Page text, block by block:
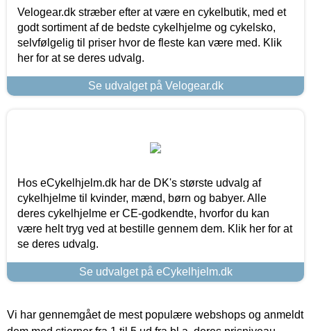
Velogear.dk stræber efter at være en cykelbutik, med et
godt sortiment af de bedste cykelhjelme og cykelsko,
selvfølgelig til priser hvor de fleste kan være med. Klik
her for at se deres udvalg.
Se udvalget på Velogear.dk
Hos eCykelhjelm.dk har de DK's største udvalg af
cykelhjelme til kvinder, mænd, børn og babyer. Alle
deres cykelhjelme er CE-godkendte, hvorfor du kan
være helt tryg ved at bestille gennem dem. Klik her for at
se deres udvalg.
Se udvalget på eCykelhjelm.dk
Vi har gennemgået de mest populære webshops og anmeldt